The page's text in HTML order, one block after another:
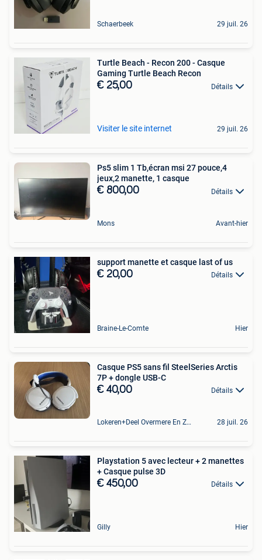
Schaerbeek 29 juil. 26
Turtle Beach - Recon 200 - Casque
Gaming Turtle Beach Recon
€ 25,00 Détails
Visiter le site internet 29 juil. 26
Ps5 slim 1 Tb,écran msi 27 pouce,4
jeux,2 manette, 1 casque
€ 800,00 Détails
Mons Avant-hier
support manette et casque last of us
€ 20,00 Détails
Braine-Le-Comte Hier
Casque PS5 sans fil SteelSeries Arctis
7P + dongle USB-C
€ 40,00 Détails
Lokeren+Deel Overmere En Zele 28 juil. 26
Playstation 5 avec lecteur + 2 manettes
+ Casque pulse 3D
€ 450,00 Détails
Gilly Hier